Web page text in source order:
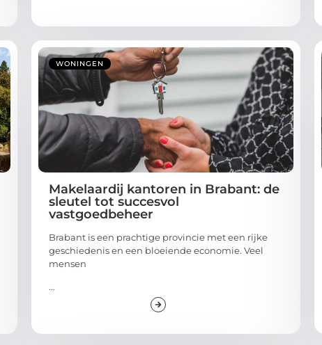
WONINGEN
Makelaardij kantoren in Brabant: de
sleutel tot succesvol
vastgoedbeheer
Brabant is een prachtige provincie met een rijke
geschiedenis en een bloeiende economie. Veel
mensen
...